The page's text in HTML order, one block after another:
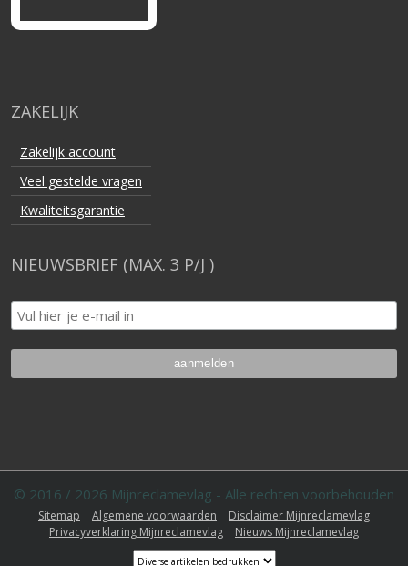
Kwaliteitsgarantie
NIEUWSBRIEF (MAX. 3 P/J )